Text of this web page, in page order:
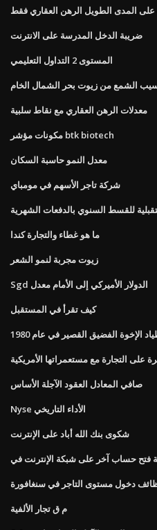
على المدى الطويل الرهن العقاري فقط
ضريبة الدخل المدرسة على الانترنت
المستوى 2 التداول التعليمي
الشمع من زيوت بحر الشمال الخام
معدلات الرهن العقاري مع نقاط سلبية
مكونات مؤشر btk biotech
معدل النمو حاسبة السكان
شركة تاجر الأسهم في مومباي
للقسط السنوي بالدفعات الشهرية
ما هو غطاء والتجارة كندا
زيوت مجربة لنمو الشعر
Sgd الدولار الأميركي إلى الأمام معدل
كيف تقرأ في المستقبل
الإخوة الفضيق القصير في عام 1980
على التجارة مع مستعمراتها الأمريكية
صافي المعادل العقود الآجلة الأساس
Nyse الأداء التاريخي
شكوى بنك الله أباد على الإنترنت
دخول مستوى التاجر في سنغافورة
م ق تجار الألفية